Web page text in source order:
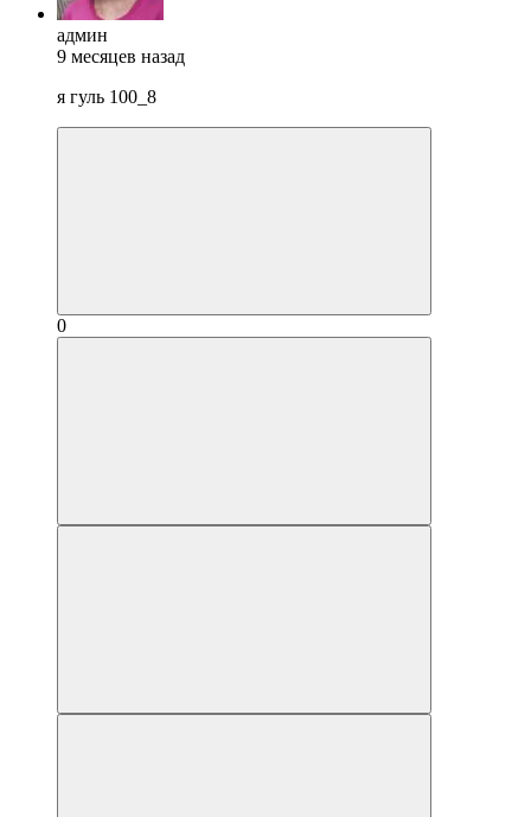
админ
9 месяцев назад
я гуль 100_8
0